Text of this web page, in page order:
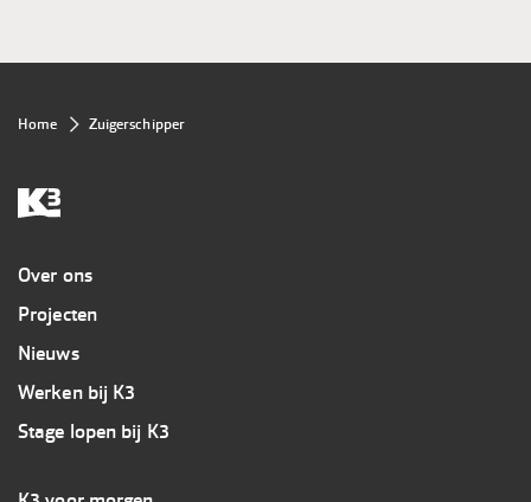
Kruimelpad
Home Zuigerschipper
Overig
Over ons
Projecten
Nieuws
Werken bij K3
Stage lopen bij K3